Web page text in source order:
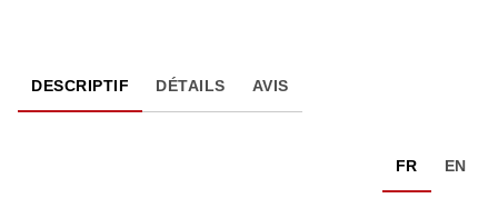
DESCRIPTIF DÉTAILS AVIS
FR EN